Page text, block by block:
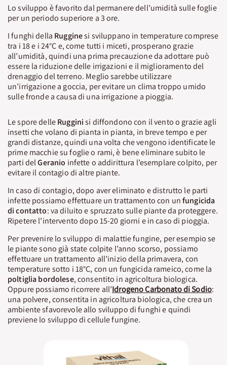
Lo sviluppo è favorito dal permanere dell’umidità sulle foglie
per un periodo superiore a 3 ore.
I funghi della Rugginesi sviluppano in temperature comprese
tra i 18 e i 24°C e, come tutti i miceti, prosperano grazie
all’umidità, quindi una prima precauzione da adottare può
essere la riduzione delle irrigazioni e il miglioramento del
drenaggio del terreno. Meglio sarebbe utilizzare
un’irrigazione a goccia, per evitare un clima troppo umido
sulle fronde a causa di una irrigazione a pioggia.
Le spore delleRugginisi diffondono con il vento o grazie agli
insetti che volano di pianta in pianta, in breve tempo e per
grandi distanze, quindi una volta che vengono identificate le
prime macchie su foglie o rami, è bene eliminare subito le
parti delGeranio infette o addirittura l’esemplare colpito, per
evitare il contagio di altre piante.
In caso di contagio, dopo aver eliminato e distrutto le parti
infette possiamo effettuare un trattamento con unfungicida
di contatto: va diluito e spruzzato sulle piante da proteggere.
Ripetere l’intervento dopo 15-20 giorni e in caso di pioggia.
Per prevenire lo sviluppo di malattie fungine, per esempio se
le piante sono già state colpite l’anno scorso, possiamo
effettuare un trattamento all’inizio della primavera, con
temperature sotto i 18°C, con un fungicida rameico, come la
poltiglia bordolese, consentito in agricoltura biologica.
Oppure possiamo ricorrere all’Idrogeno Carbonato di Sodio:
una polvere, consentita in agricoltura biologica, che crea un
ambiente sfavorevole allo sviluppo di funghi e quindi
previene lo sviluppo di cellule fungine.